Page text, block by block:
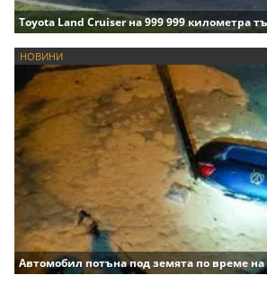
Toyota Land Cruiser на 999 999 километра
НОВИНИ
Автомобил потъна под земята по време